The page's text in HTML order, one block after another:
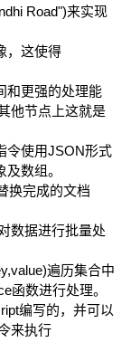
Road")来实现
，这使得
和更强的处理能
他节点上这就是
令使用JSON形式
数组。
换完成的文档
数据进行批量处
遍历集合中
函数进行处理。
编写的，并可以
来执行